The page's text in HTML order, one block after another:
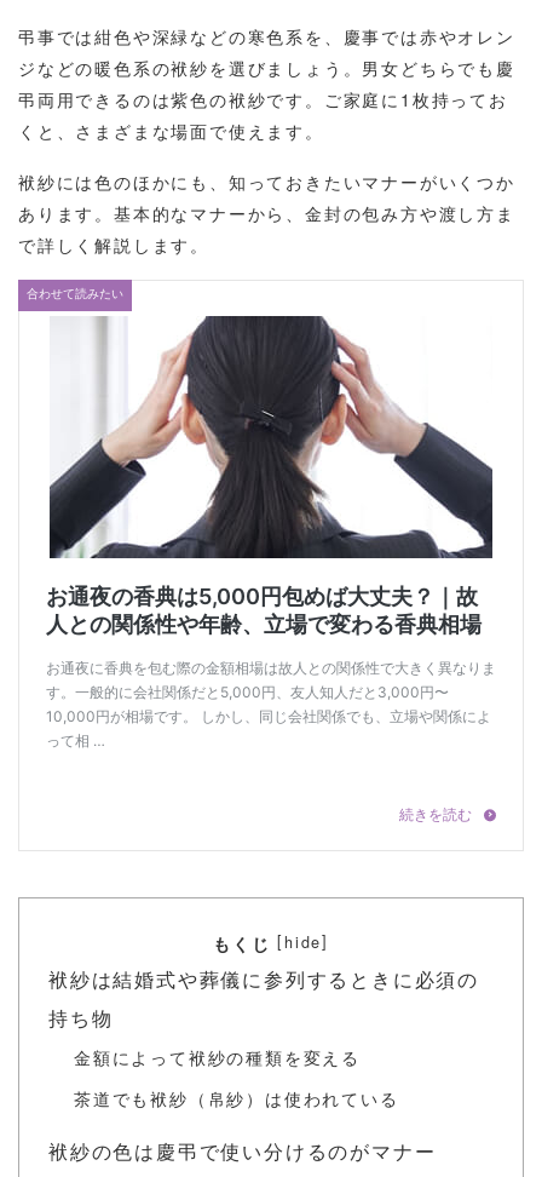
弔事では紺色や深緑などの寒色系を、慶事では赤やオレン
ジなどの暖色系の袱紗を選びましょう。男女どちらでも慶
弔両用できるのは紫色の袱紗です。ご家庭に1枚持ってお
くと、さまざまな場面で使えます。
袱紗には色のほかにも、知っておきたいマナーがいくつか
あります。基本的なマナーから、金封の包み方や渡し方ま
で詳しく解説します。
もくじ [hide]
袱紗は結婚式や葬儀に参列するときに必須の
持ち物
金額によって袱紗の種類を変える
茶道でも袱紗（帛紗）は使われている
袱紗の色は慶弔で使い分けるのがマナー